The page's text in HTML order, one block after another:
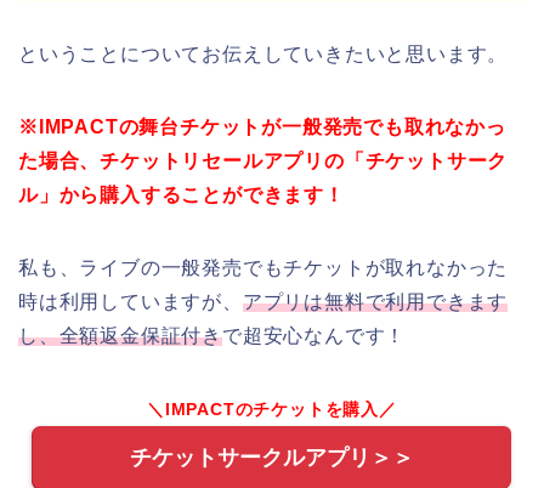
ということについてお伝えしていきたいと思います。
※IMPACTの舞台チケットが一般発売でも取れなかっ
た場合、チケットリセールアプリの「チケットサーク
ル」から購入することができます！
私も、ライブの一般発売でもチケットが取れなかった
時は利用していますが、 アプリは無料で利用できます
し、全額返金保証付きで超安心なんです！
＼IMPACTのチケットを購入／
チケットサークルアプリ＞＞